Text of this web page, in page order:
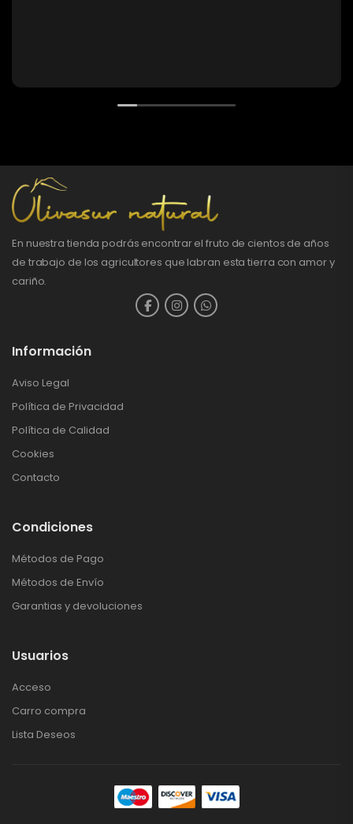
En nuestra tienda podrás encontrar el fruto de cientos de años
de trabajo de los agricultores que labran esta tierra con amor y
cariño.
Información
Aviso Legal
Política de Privacidad
Política de Calidad
Cookies
Contacto
Condiciones
Métodos de Pago
Métodos de Envío
Garantias y devoluciones
Usuarios
Acceso
Carro compra
Lista Deseos